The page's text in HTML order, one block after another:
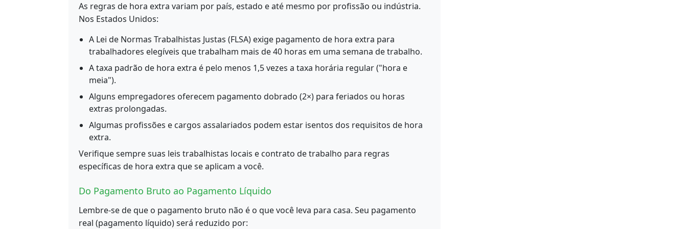
As regras de hora extra variam por país, estado e até mesmo por profissão ou indústria.
Nos Estados Unidos:
A Lei de Normas Trabalhistas Justas (FLSA) exige pagamento de hora extra para
trabalhadores elegíveis que trabalham mais de 40 horas em uma semana de trabalho.
A taxa padrão de hora extra é pelo menos 1,5 vezes a taxa horária regular ("hora e
meia").
Alguns empregadores oferecem pagamento dobrado (2×) para feriados ou horas
extras prolongadas.
Algumas profissões e cargos assalariados podem estar isentos dos requisitos de hora
extra.
Verifique sempre suas leis trabalhistas locais e contrato de trabalho para regras
específicas de hora extra que se aplicam a você.
Do Pagamento Bruto ao Pagamento Líquido
Lembre-se de que o pagamento bruto não é o que você leva para casa. Seu pagamento
real (pagamento líquido) será reduzido por: